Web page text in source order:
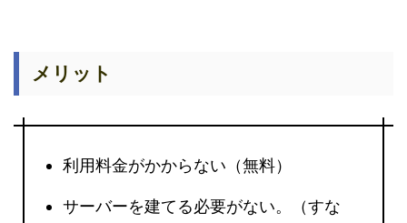
メリット
利用料金がかからない（無料）
サーバーを建てる必要がない。（すな